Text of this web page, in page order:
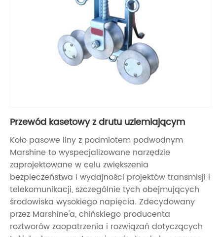
Przewód kasetowy z drutu uziemiającym
Koło pasowe liny z podmiotem podwodnym
Marshine to wyspecjalizowane narzędzie
zaprojektowane w celu zwiększenia
bezpieczeństwa i wydajności projektów transmisji i
telekomunikacji, szczególnie tych obejmujących
środowiska wysokiego napięcia. Zdecydowany
przez Marshine'a, chińskiego producenta
roztworów zaopatrzenia i rozwiązań dotyczących